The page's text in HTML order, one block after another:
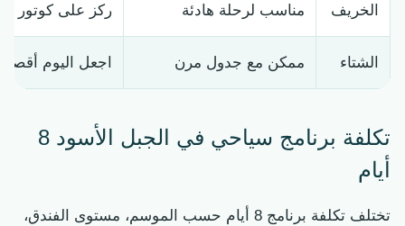
الخريف مناسب لرحلة هادئة ركز على كوتور
الشتاء ممكن مع جدول مرن اجعل اليوم
تكلفة برنامج سياحي في الجبل الأسود 8
أيام
تختلف تكلفة برنامج 8 أيام حسب الموسم، مستوى الفندق،